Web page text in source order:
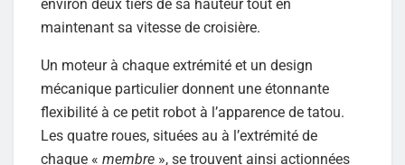
environ deux tiers de sa hauteur tout en
maintenant sa vitesse de croisière.
Un moteur à chaque extrémité et un design
mécanique particulier donnent une étonnante
flexibilité à ce petit robot à l’apparence de tatou.
Les quatre roues, situées au à l’extrémité de
chaque « membre », se trouvent ainsi actionnées